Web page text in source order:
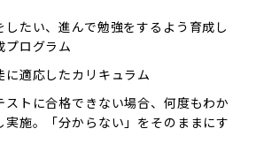
したい、進んで勉強をするよう育成し
プログラム
に適応したカリキュラム
ストに合格できない場合、何度もわか
実施。「分からない」をそのままにす